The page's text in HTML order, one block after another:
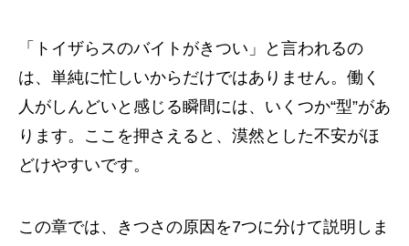
「トイザらスのバイトがきつい」と言われるの
は、単純に忙しいからだけではありません。働く
人がしんどいと感じる瞬間には、いくつか“型”があ
ります。ここを押さえると、漠然とした不安がほ
どけやすいです。
この章では、きつさの原因を7つに分けて説明しま